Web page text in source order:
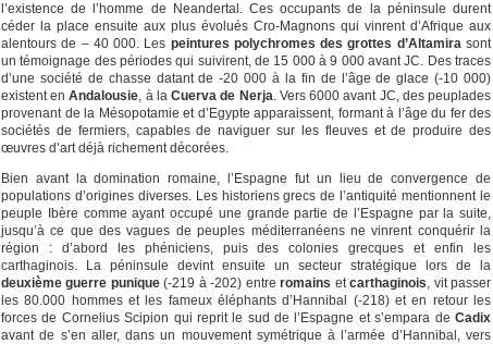
l’existence de l’homme de Neandertal. Ces occupants de la péninsule durent
céder la place ensuite aux plus évolués Cro-Magnons qui vinrent d’Afrique aux
alentours de – 40 000. Les peintures polychromes des grottes d’Altamirasont
un témoignage des périodes qui suivirent, de 15 000 à 9 000 avant JC. Des traces
d’une société de chasse datant de -20 000 à la fin de l’âge de glace (-10 000)
existent enAndalousie, à laCuerva de Nerja. Vers 6000 avant JC, des peuplades
provenant de la Mésopotamie et d’Egypte apparaissent, formant à l’âge du fer des
sociétés de fermiers, capables de naviguer sur les fleuves et de produire des
œuvres d’art déjà richement décorées.
Bien avant la domination romaine, l’Espagne fut un lieu de convergence de
populations d’origines diverses. Les historiens grecs de l’antiquité mentionnent le
peuple Ibère comme ayant occupé une grande partie de l’Espagne par la suite,
jusqu’à ce que des vagues de peuples méditerranéens ne vinrent conquérir la
région : d’abord les phéniciens, puis des colonies grecques et enfin les
carthaginois. La péninsule devint ensuite un secteur stratégique lors de la
deuxième guerre punique(-219 à -202) entreromains etcarthaginois, vit passer
les 80.000 hommes et les fameux éléphants d’Hannibal (-218) et en retour les
forces de Cornelius Scipion qui reprit le sud de l’Espagne et s’empara de Cadix
avant de s’en aller, dans un mouvement symétrique à l’armée d’Hannibal, vers